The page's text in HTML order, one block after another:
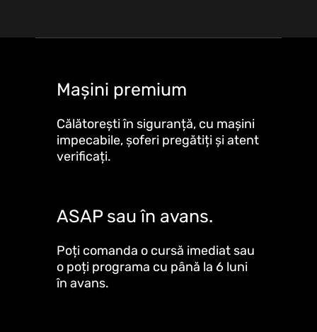
Mașini premium
Călătorești în siguranță, cu mașini
impecabile, șoferi pregătiți și atent
verificați.
ASAP sau în avans.
Poți comanda o cursă imediat sau
o poți programa cu până la 6 luni
în avans.